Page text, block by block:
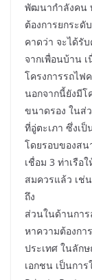
พัฒนากำลังคน
ต้องการยกระดั
คาดว่า จะได้รั
จากเพื่อนบ้าน
โครงการรถไฟ
นอกจากนี้ยังมีโ
ขนาดรอง ในส่
ที่อู่ตะเภา ซึ่งเ
โดยรอบของสน
เชื่อม 3 ท่าเรือ
สมควรแล้ว เช่
ถึง
ส่วนในด้านการ
หาความต้องกา
ประเทศ ในลัก
เอกชน เป็นกา